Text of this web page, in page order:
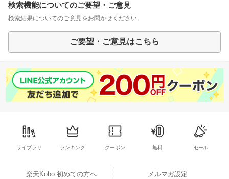
検索機能についてのご要望・ご意見
検索結果についてのご意見をお聞かせください。
ご要望・ご意見はこちら
ライブラリ ランキング クーポン 無料 セール
楽天Kobo 初めての方へ メルマガ設定